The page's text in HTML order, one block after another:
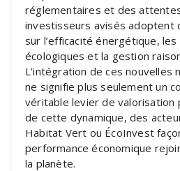
réglementaires et des
investisseurs avisés adoptent
sur l’efficacité énergétique,
écologiques et la gestion
L’intégration de ces nouvelles
ne signifie plus seulement un
véritable levier de valorisation
de cette dynamique, des
Habitat Vert ou ÉcoInvest
performance économique
la planète.